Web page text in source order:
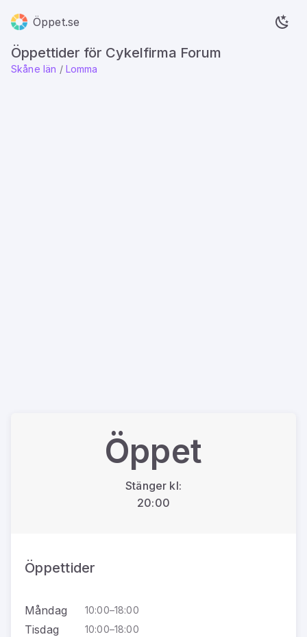
Öppet.se
Öppettider för Cykelfirma Forum
Skåne län / Lomma
Öppet
Stänger kl:
20:00
Öppettider
Måndag 10:00–18:00
Tisdag 10:00–18:00